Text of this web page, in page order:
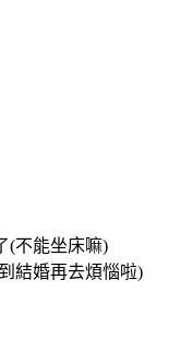
(不能坐床嘛)
結婚再去煩惱啦)